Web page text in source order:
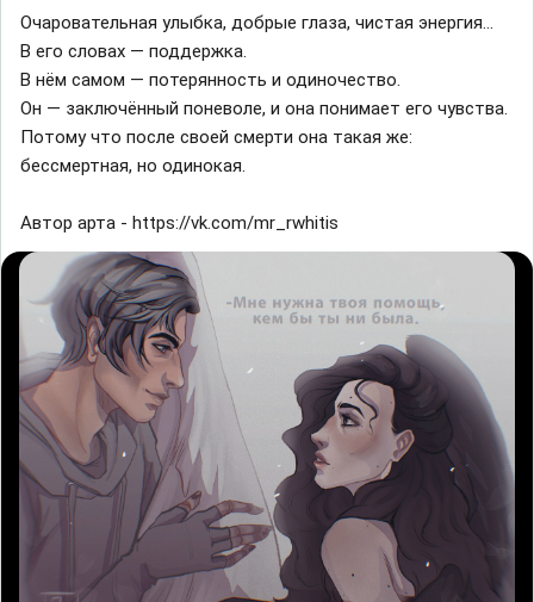
Очаровательная улыбка, добрые глаза, чистая энергия...
В его словах — поддержка.
В нём самом — потерянность и одиночество.
Он — заключённый поневоле, и она понимает его чувства.
Потому что после своей смерти она такая же:
бессмертная, но одинокая.
Автор арта - https://vk.com/mr_rwhitis